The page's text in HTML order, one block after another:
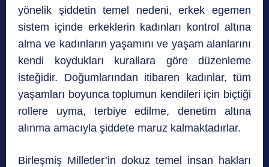
yönelik şiddetin temel nedeni, erkek egemen
sistem içinde erkeklerin kadınları kontrol altına
alma ve kadınların yaşamını ve yaşam alanlarını
kendi koydukları kurallara göre düzenleme
isteğidir. Doğumlarından itibaren kadınlar, tüm
yaşamları boyunca toplumun kendileri için biçtiği
rollere uyma, terbiye edilme, denetim altına
alınma amacıyla şiddete maruz kalmaktadırlar.
Birleşmiş Milletler’in dokuz temel insan hakları